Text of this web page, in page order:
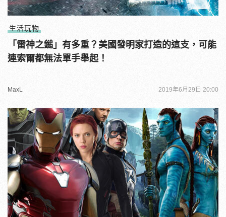
生活玩物
「雷神之鎚」有多重？美國發明家打造的這支，可能
連索爾都無法單手舉起！
MaxL 2019年6月29日 20:00